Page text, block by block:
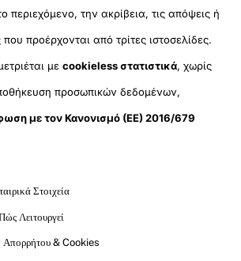
περιεχόμενο, την ακρίβεια, τις απόψεις ή
προέρχονται από τρίτες ιστοσελίδες.
μεcookieless στατιστικά, χωρίς
προσωπικών δεδομένων,
με τον Κανονισμό (ΕΕ) 2016/679
Στοιχεία
Λειτουργεί
Απορρήτου & Cookies